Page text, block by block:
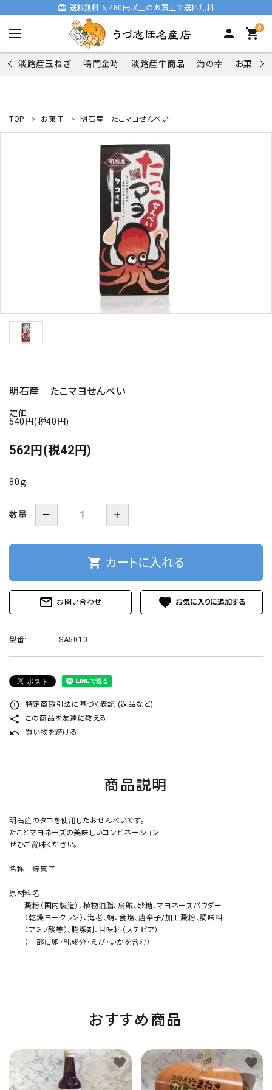
card_giftcard 送料無料 6,480円以上のお買上で送料無料
person 0
shopping_cart
淡路産玉ねぎ 鳴門金時 淡路産牛商品 海の幸 お菓子類
search
お菓子類
玉ちゃん・雑貨
INFORMATIOM
会社概要
お問い合わせ
ログイン
TOP お菓子 明石産 たこマヨせんべい
明石産 たこマヨせんべい
定価
540円(税40円)
562円(税42円)
80ｇ
数量 － ＋
shopping_cart カートに入れる
mail_outline お問い合わせ favorite
型番: SA5010
error_outline 特定商取引法に基づく表記 (返品など)
share この商品を友達に教える
undo 買い物を続ける
商品説明
明石産のタコを使用したおせんべいです。
たことマヨネーズの美味しいコンビネーション
ぜひご賞味ください。
名称 焼菓子
原材料名
澱粉（国内製造）、植物油脂、烏賊、砂糖、マヨネーズパウダー
（乾燥ヨークラン）、海老、蛸、食塩、唐辛子/加工澱粉、調味料
（アミノ酸等）、膨張剤、甘味料（ステビア）
（一部に卵・乳成分・えび・いかを含む）
おすすめ商品
favorite favorite